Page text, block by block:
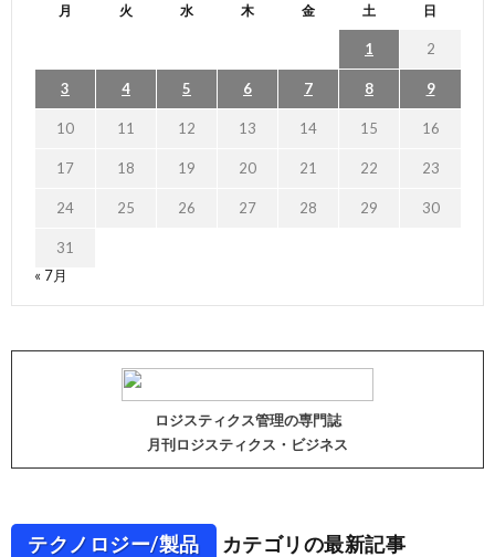
月 火 水 木 金 土 日
1 2
3 4 5 6 7 8 9
10 11 12 13 14 15 16
17 18 19 20 21 22 23
24 25 26 27 28 29 30
31
« 7月
ロジスティクス管理の専門誌
月刊ロジスティクス・ビジネス
テクノロジー/製品 カテゴリの最新記事